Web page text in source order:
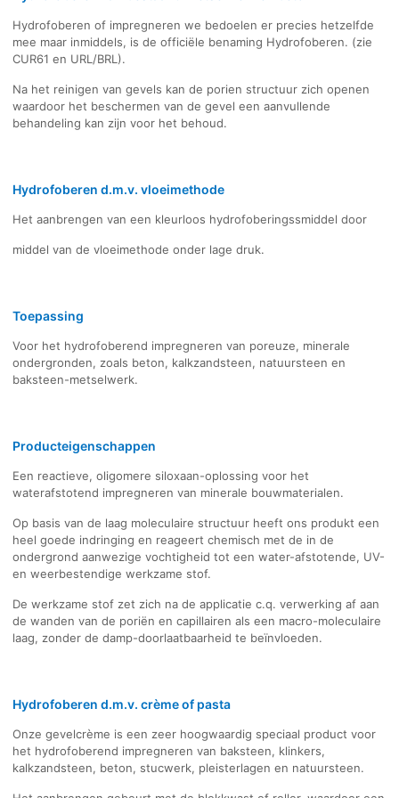
Hydrofoberen of impregneren we bedoelen er precies hetzelfde
mee maar inmiddels, is de officiële benaming Hydrofoberen. (zie
CUR61 en URL/BRL).
Na het reinigen van gevels kan de porien structuur zich openen
waardoor het beschermen van de gevel een aanvullende
behandeling kan zijn voor het behoud.
Hydrofoberen d.m.v. vloeimethode
Het aanbrengen van een kleurloos hydrofoberingssmiddel door
middel van de vloeimethode onder lage druk.
Toepassing
Voor het hydrofoberend impregneren van poreuze, minerale
ondergronden, zoals beton, kalkzandsteen, natuursteen en
baksteen-metselwerk.
Producteigenschappen
Een reactieve, oligomere siloxaan-oplossing voor het
waterafstotend impregneren van minerale bouwmaterialen.
Op basis van de laag moleculaire structuur heeft ons produkt een
heel goede indringing en reageert chemisch met de in de
ondergrond aanwezige vochtigheid tot een water-afstotende, UV-
en weerbestendige werkzame stof.
De werkzame stof zet zich na de applicatie c.q. verwerking af aan
de wanden van de poriën en capillairen als een macro-moleculaire
laag, zonder de damp-doorlaatbaarheid te beïnvloeden.
Hydrofoberen d.m.v. crème of pasta
Onze gevelcrème is een zeer hoogwaardig speciaal product voor
het hydrofoberend impregneren van baksteen, klinkers,
kalkzandsteen, beton, stucwerk, pleisterlagen en natuursteen.